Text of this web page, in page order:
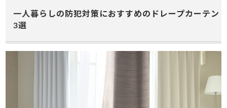
一人暮らしの防犯対策におすすめのドレープカーテン
3選